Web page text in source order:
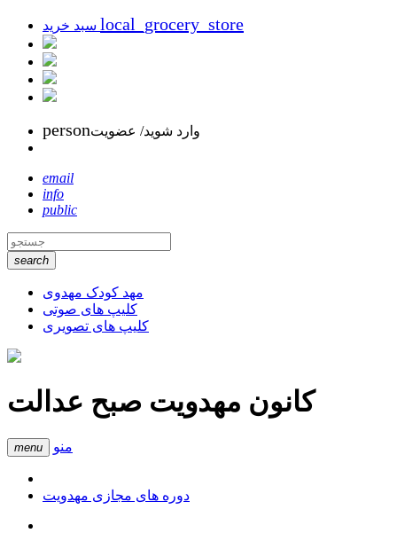
local_grocery_store
personوارد شوید/ عضویت
email
info
public
search
مهد کودک مهدوی
کلیپ های صوتی
کلیپ های تصویری
کانون مهدویت صبح عدالت
menu منو
دوره های مجازی مهدویت